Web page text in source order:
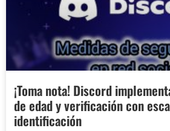
¡Toma nota! Discord
de edad y verificación con
identificación